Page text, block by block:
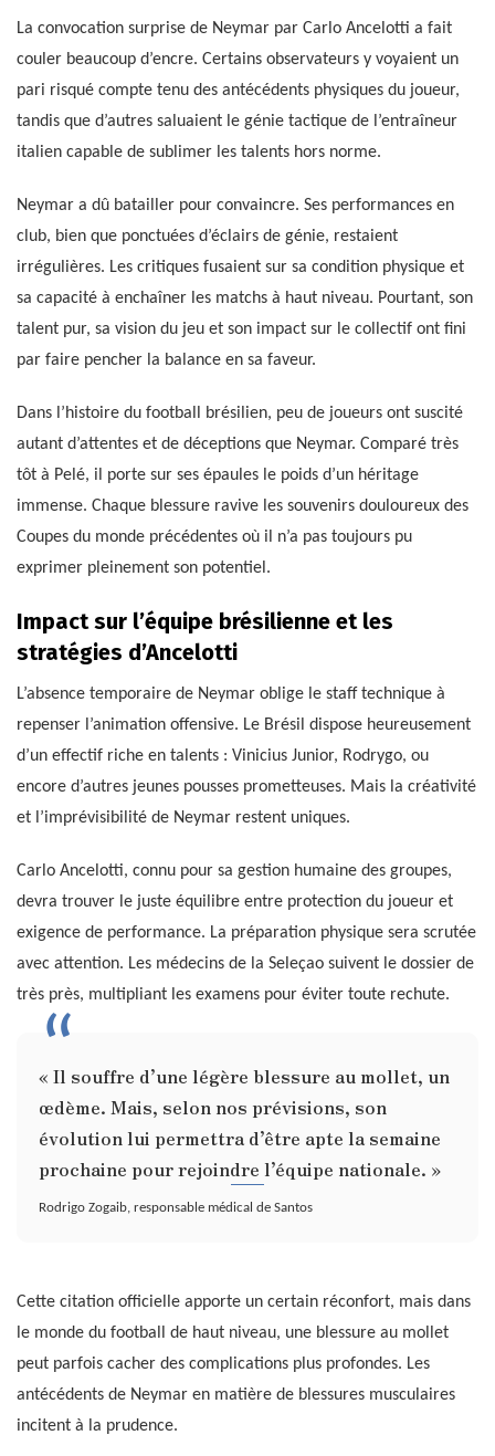
La convocation surprise de Neymar par Carlo Ancelotti a fait
couler beaucoup d’encre. Certains observateurs y voyaient un
pari risqué compte tenu des antécédents physiques du joueur,
tandis que d’autres saluaient le génie tactique de l’entraîneur
italien capable de sublimer les talents hors norme.
Neymar a dû batailler pour convaincre. Ses performances en
club, bien que ponctuées d’éclairs de génie, restaient
irrégulières. Les critiques fusaient sur sa condition physique et
sa capacité à enchaîner les matchs à haut niveau. Pourtant, son
talent pur, sa vision du jeu et son impact sur le collectif ont fini
par faire pencher la balance en sa faveur.
Dans l’histoire du football brésilien, peu de joueurs ont suscité
autant d’attentes et de déceptions que Neymar. Comparé très
tôt à Pelé, il porte sur ses épaules le poids d’un héritage
immense. Chaque blessure ravive les souvenirs douloureux des
Coupes du monde précédentes où il n’a pas toujours pu
exprimer pleinement son potentiel.
Impact sur l’équipe brésilienne et les
stratégies d’Ancelotti
L’absence temporaire de Neymar oblige le staff technique à
repenser l’animation offensive. Le Brésil dispose heureusement
d’un effectif riche en talents : Vinicius Junior, Rodrygo, ou
encore d’autres jeunes pousses prometteuses. Mais la créativité
et l’imprévisibilité de Neymar restent uniques.
Carlo Ancelotti, connu pour sa gestion humaine des groupes,
devra trouver le juste équilibre entre protection du joueur et
exigence de performance. La préparation physique sera scrutée
avec attention. Les médecins de la Seleçao suivent le dossier de
très près, multipliant les examens pour éviter toute rechute.
« Il souffre d’une légère blessure au mollet, un
œdème. Mais, selon nos prévisions, son
évolution lui permettra d’être apte la semaine
prochaine pour rejoindre l’équipe nationale. »
Rodrigo Zogaib, responsable médical de Santos
Cette citation officielle apporte un certain réconfort, mais dans
le monde du football de haut niveau, une blessure au mollet
peut parfois cacher des complications plus profondes. Les
antécédents de Neymar en matière de blessures musculaires
incitent à la prudence.